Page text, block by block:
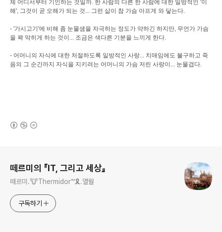
체 어디서부터 기인하는 것일까. 한 사람의 다른 한 사람에 대한 일방적인 '이
해', 그것이 곧 오해가 되는 것... 그런 삶이 참 가슴 아프게 와 닿는다.
- '가시고기'에 비해 좀 눈물샘을 자극하는 정도가 약하긴 하지만, 무언가 가슴
을 꽉 막히게 하는 것이... 조금은 색다른 기분을 느끼게 한다.
- 어머니의 자식에 대한 처절하도록 일방적인 사랑... 치매임에도 불구하고 죽
음의 그 순간까지 자식을 지키려는 어머니의 가슴 저린 사랑이... 눈물겹다.
떼르미의 『IT, 그리고 세상』
떼르미.🐮Thermidor™🎗️.열월
구독하기